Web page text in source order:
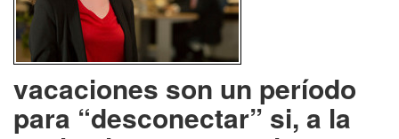
vacaciones son un período
para “desconectar” si, a la